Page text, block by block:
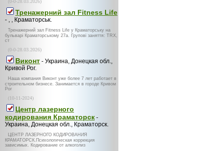
(0-0-28.03.2026)
Тренажерний зал Fitness Life
- , , Краматорськ.
Тренажерний зал Fitness Life у Краматорську на
бульварі Краматорському 27а. Групові заняття: TRX,
ст
(0-0-28.03.2026)
Виконт - Украина, Донецкая обл.,
Кривой Рог.
Наша компания Виконт уже более 7 лет работает в
строительном бизнесе. Занимается в городе Кривом
Рог
(10-11-2024)
Центр лазерного
кодирования Краматорск -
Украина, Донецкая обл., Краматорск.
ЦЕНТР ЛАЗЕРНОГО КОДИРОВАНИЯ
КРАМАТОРСК.Психологическая коррекция
зависимых. Кодирование от алкоголиз